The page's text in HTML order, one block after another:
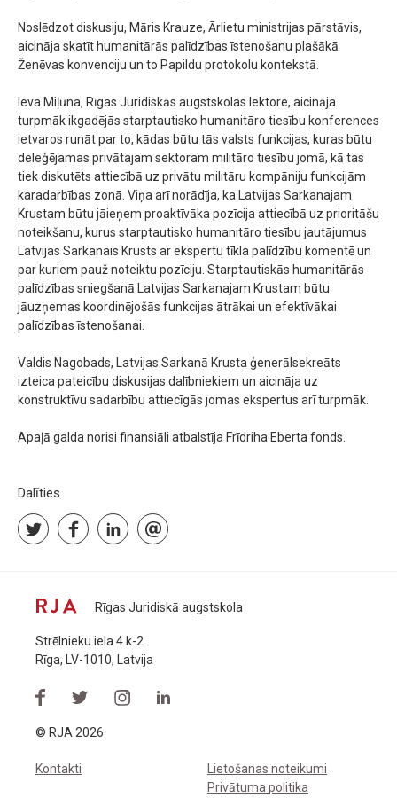
Noslēdzot diskusiju, Māris Krauze, Ārlietu ministrijas pārstāvis,
aicināja skatīt humanitārās palīdzības īstenošanu plašākā
Ženēvas konvenciju un to Papildu protokolu kontekstā.
Ieva Miļūna, Rīgas Juridiskās augstskolas lektore, aicināja
turpmāk ikgadējās starptautisko humanitāro tiesību konferences
ietvaros runāt par to, kādas būtu tās valsts funkcijas, kuras būtu
deleģējamas privātajam sektoram militāro tiesību jomā, kā tas
tiek diskutēts attiecībā uz privātu militāru kompāniju funkcijām
karadarbības zonā. Viņa arī norādīja, ka Latvijas Sarkanajam
Krustam būtu jāieņem proaktīvāka pozīcija attiecībā uz prioritāšu
noteikšanu, kurus starptautisko humanitāro tiesību jautājumus
Latvijas Sarkanais Krusts ar ekspertu tīkla palīdzību komentē un
par kuriem pauž noteiktu pozīciju. Starptautiskās humanitārās
palīdzības sniegšanā Latvijas Sarkanajam Krustam būtu
jāuzņemas koordinējošās funkcijas ātrākai un efektīvākai
palīdzības īstenošanai.
Valdis Nagobads, Latvijas Sarkanā Krusta ģenerālsekreāts
izteica pateicību diskusijas dalībniekiem un aicināja uz
konstruktīvu sadarbību attiecīgās jomas ekspertus arī turpmāk.
Apaļā galda norisi finansiāli atbalstīja Frīdriha Eberta fonds.
Dalīties
Rīgas Juridiskā augstskola
Strēlnieku iela 4 k-2
Rīga, LV-1010, Latvija
© RJA 2026
Kontakti
Lietošanas noteikumi
Privātuma politika